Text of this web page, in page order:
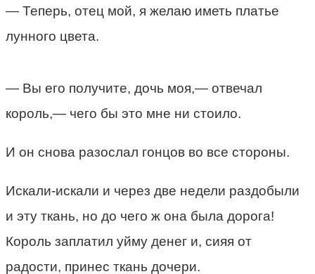
— Теперь, отец мой, я желаю иметь платье
лунного цвета.
— Вы его получите, дочь моя,— отвечал
король,— чего бы это мне ни стоило.
И он снова разослал гонцов во все стороны.
Искали-искали и через две недели раздобыли
и эту ткань, но до чего ж она была дорога!
Король заплатил уйму денег и, сияя от
радости, принес ткань дочери.